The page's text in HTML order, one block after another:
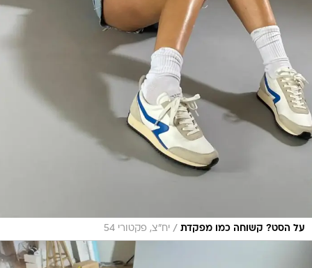
על הסט? קשוחה כמו מפקדת / יח"צ, פקטורי 54